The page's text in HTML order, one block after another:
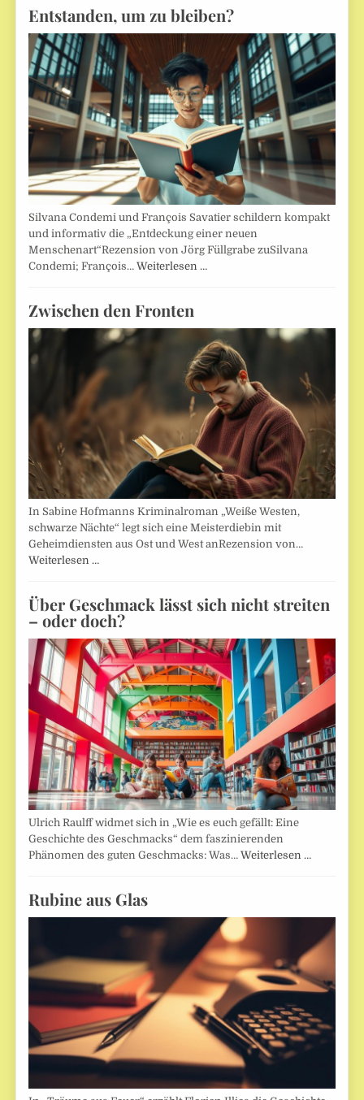
Entstanden, um zu bleiben?
Silvana Condemi und François Savatier schildern kompakt
und informativ die „Entdeckung einer neuen
Menschenart“Rezension von Jörg Füllgrabe zuSilvana
Condemi; François…Weiterlesen …
Zwischen den Fronten
In Sabine Hofmanns Kriminalroman „Weiße Westen,
schwarze Nächte“ legt sich eine Meisterdiebin mit
Geheimdiensten aus Ost und West anRezension von…
Weiterlesen …
Über Geschmack lässt sich nicht streiten
– oder doch?
Ulrich Raulff widmet sich in „Wie es euch gefällt: Eine
Geschichte des Geschmacks“ dem faszinierenden
Phänomen des guten Geschmacks: Was…Weiterlesen …
Rubine aus Glas